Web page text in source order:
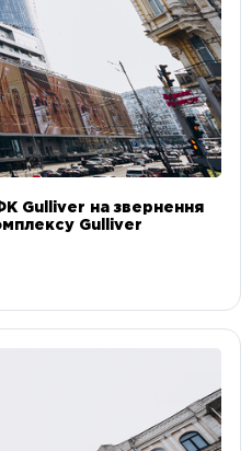
Gulliver на звернення
Gulliver